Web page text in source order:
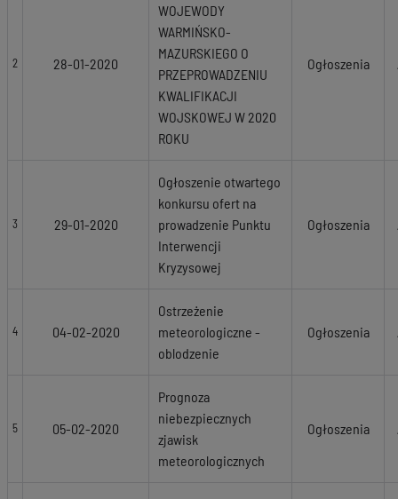
2 28-01-2020
WOJEWODY
WARMIŃSKO-
MAZURSKIEGO O
PRZEPROWADZENIU
KWALIFIKACJI
WOJSKOWEJ W 2020
ROKU
Ogłoszenia
3 29-01-2020
Ogłoszenie otwartego
konkursu ofert na
prowadzenie Punktu
Interwencji
Kryzysowej
Ogłoszenia
4 04-02-2020
Ostrzeżenie
meteorologiczne -
oblodzenie
Ogłoszenia
5 05-02-2020
Prognoza
niebezpiecznych
zjawisk
meteorologicznych
Ogłoszenia